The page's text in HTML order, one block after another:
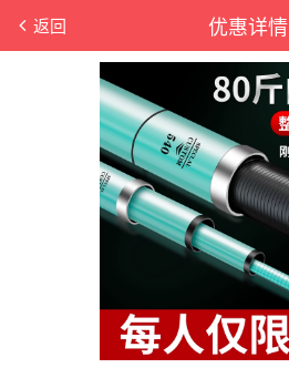
优惠详情
返回